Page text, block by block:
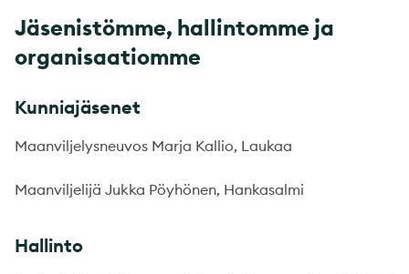
Jäsenistömme, hallintomme ja
organisaatiomme
Kunniajäsenet
Maanviljelysneuvos Marja Kallio, Laukaa
Maanviljelijä Jukka Pöyhönen, Hankasalmi
Hallinto